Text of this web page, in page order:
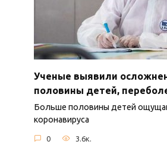
Ученые выявили
половины детей,
Больше половины детей
коронавируса
0 3.6к.